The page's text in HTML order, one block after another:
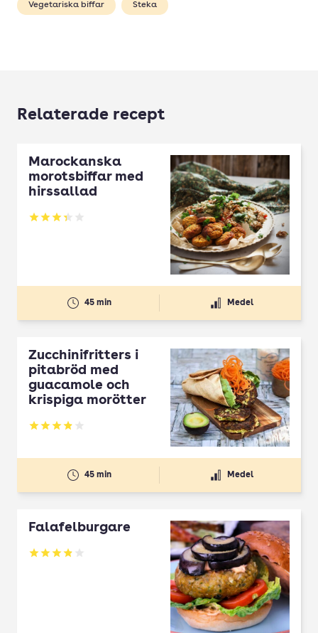
Vegetariska biffar Steka
Relaterade recept
Marockanska
morotsbiffar med
hirssallad
Betyg: 3.35 av 5
45 min Medel
Zucchinifritters i
pitabröd med
guacamole och
krispiga morötter
Betyg: 3.87 av 5
45 min Medel
Falafelburgare
Betyg: 3.91 av 5